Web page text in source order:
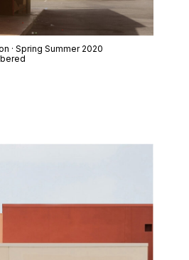
· Spring Summer 2020